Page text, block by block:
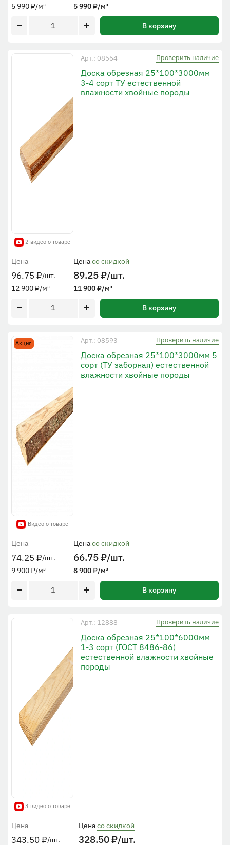
5 990₽/м³ 5 990₽/м³
В корзину
2 видео о товаре
Арт.: 08564 Проверить наличие
Доска обрезная 25*100*3000мм
3-4 сорт ТУ естественной
влажности хвойные породы
Цена
96.75 ₽/шт.
12 900₽/м³
Ценасо скидкой
89.25₽/шт.
11 900₽/м³
В корзину
Акция
Видео о товаре
Арт.: 08593 Проверить наличие
Доска обрезная 25*100*3000мм 5
сорт (ТУ заборная) естественной
влажности хвойные породы
Цена
74.25 ₽/шт.
9 900₽/м³
Ценасо скидкой
66.75₽/шт.
8 900₽/м³
В корзину
3 видео о товаре
Арт.: 12888 Проверить наличие
Доска обрезная 25*100*6000мм
1-3 сорт (ГОСТ 8486-86)
естественной влажности хвойные
породы
Цена
343.50₽/шт.
Ценасо скидкой
328.50₽/шт.